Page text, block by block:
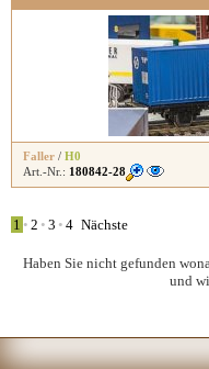
Faller / H0
Art.-Nr.: 180842-28
1 • 2 • 3 • 4 Nächste
Haben Sie nicht gefunden
und